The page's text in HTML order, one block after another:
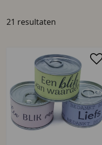
21 resultaten